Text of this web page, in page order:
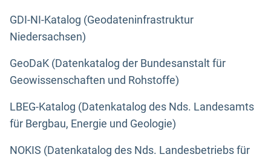
GDI-NI-Katalog (Geodateninfrastruktur
Niedersachsen)
GeoDaK (Datenkatalog der Bundesanstalt für
Geowissenschaften und Rohstoffe)
LBEG-Katalog (Datenkatalog des Nds. Landesamts
für Bergbau, Energie und Geologie)
NOKIS (Datenkatalog des Nds. Landesbetriebs für